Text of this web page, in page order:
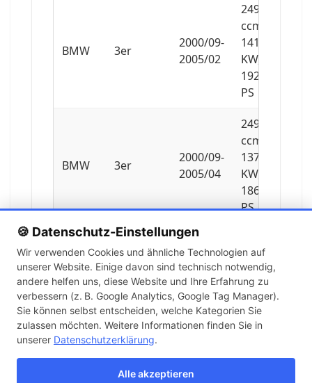
🍪 Datenschutz-Einstellungen
Wir verwenden Cookies und ähnliche Technologien auf
unserer Website. Einige davon sind technisch notwendig,
andere helfen uns, diese Website und Ihre Erfahrung zu
verbessern (z. B. Google Analytics, Google Tag Manager).
Sie können selbst entscheiden, welche Kategorien Sie
zulassen möchten. Weitere Informationen finden Sie in
unserer Datenschutzerklärung.
Alle akzeptieren
BMW 3er
2000/09-
2005/02
2494
ccm,
141
KW,
192
PS
BMW 3er
2000/09-
2005/04
2494
ccm,
137
KW,
186
PS
BMW 3er
1998/02-
2000/06
ccm,
142
KW,
193
PS